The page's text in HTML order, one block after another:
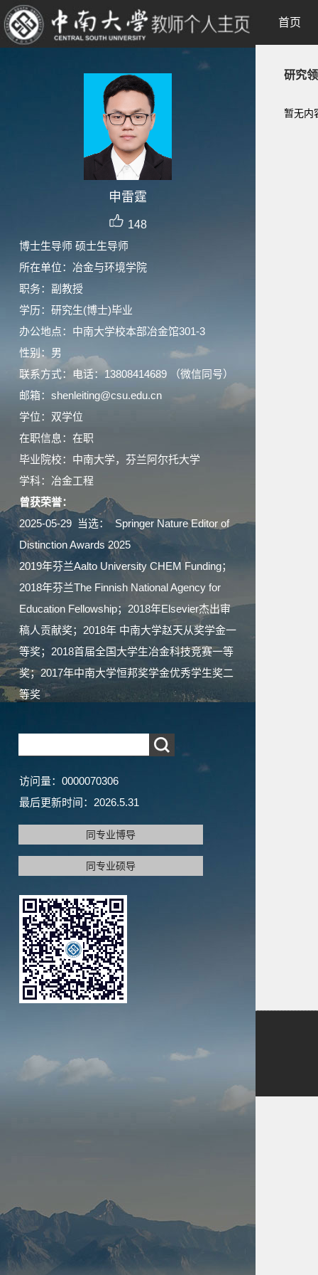
申雷霆
148
博士生导师 硕士生导师
所在单位：冶金与环境学院
职务：副教授
学历：研究生(博士)毕业
办公地点：中南大学校本部冶金馆301-3
性别：男
联系方式：电话：13808414689 （微信同号）
邮箱：shenleiting@csu.edu.cn
学位：双学位
在职信息：在职
毕业院校：中南大学，芬兰阿尔托大学
学科：冶金工程
曾获荣誉：
2025-05-29 当选： Springer Nature Editor of
Distinction Awards 2025
2019年芬兰Aalto University CHEM Funding；
2018年芬兰The Finnish National Agency for
Education Fellowship；2018年Elsevier杰出审
稿人贡献奖；2018年 中南大学赵天从奖学金一
等奖；2018首届全国大学生冶金科技竞赛一等
奖；2017年中南大学恒邦奖学金优秀学生奖二
等奖
访问量： 0000070306
最后更新时间： 2026.5.31
同专业博导
同专业硕导
首页
研究
暂无内